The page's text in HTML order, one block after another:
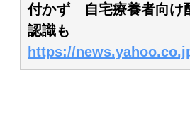
付かず 自宅療養者向け
認識も
https://